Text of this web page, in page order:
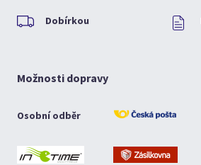
Dobírkou
Možnosti dopravy
Osobní odběr